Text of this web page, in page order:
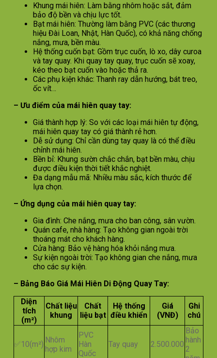
Khung mái hiên: Làm bằng nhôm hoặc sắt, đảm
bảo độ bền và chịu lực tốt.
Bạt mái hiên: Thường làm bằng PVC (các thương
hiệu Đài Loan, Nhật, Hàn Quốc), có khả năng chống
nắng, mưa, bền màu.
Hệ thống cuốn bạt: Gồm trục cuốn, lò xo, dây curoa
và tay quay. Khi quay tay quay, trục cuốn sẽ xoay,
kéo theo bạt cuốn vào hoặc thả ra.
Các phụ kiện khác: Thanh ray dẫn hướng, bát treo,
ốc vít…
– Ưu điểm của mái hiên quay tay:
Giá thành hợp lý: So với các loại mái hiên tự động,
mái hiên quay tay có giá thành rẻ hơn.
Dễ sử dụng: Chỉ cần dùng tay quay là có thể điều
chỉnh mái hiên.
Bền bỉ: Khung sườn chắc chắn, bạt bền màu, chịu
được điều kiện thời tiết khắc nghiệt.
Đa dạng mẫu mã: Nhiều màu sắc, kích thước để
lựa chọn.
– Ứng dụng của mái hiên quay tay:
Gia đình: Che nắng, mưa cho ban công, sân vườn.
Quán cafe, nhà hàng: Tạo không gian ngoài trời
thoáng mát cho khách hàng.
Cửa hàng: Bảo vệ hàng hóa khỏi nắng mưa.
Sự kiện ngoài trời: Tạo không gian che nắng, mưa
cho các sự kiện.
– Bảng Báo Giá Mái Hiên Di Động Quay Tay:
Diện
tích
(m²)
Chất liệu
khung
Chất
liệu bạt
Hệ thống
điều khiển
Giá
(VNĐ)
Ghi
chú
✅10(m²) Nhôm
hợp kim
PVC
Hàn
Quốc
Tay quay 2.500.000
Bảo
hành
2